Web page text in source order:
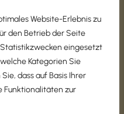
Website-Erlebnis zu
den Betrieb der Seite
eingesetzt
Kategorien Sie
dass auf Basis Ihrer
Funktionalitäten zur
93 11